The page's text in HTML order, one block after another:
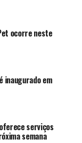
ocorre neste
inaugurado em
serviços
semana